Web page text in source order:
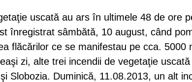
uscată au ars în ultimele 48 de ore
înregistrat sâmbătă, 10 august, când
flăcărilor ce se manifestau pe cca. 5000
zi, alte trei incendii de vegetaţie
Slobozia. Duminică, 11.08.2013, un alt